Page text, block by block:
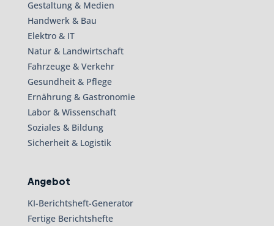
Gestaltung & Medien
Handwerk & Bau
Elektro & IT
Natur & Landwirtschaft
Fahrzeuge & Verkehr
Gesundheit & Pflege
Ernährung & Gastronomie
Labor & Wissenschaft
Soziales & Bildung
Sicherheit & Logistik
Angebot
KI-Berichtsheft-Generator
Fertige Berichtshefte